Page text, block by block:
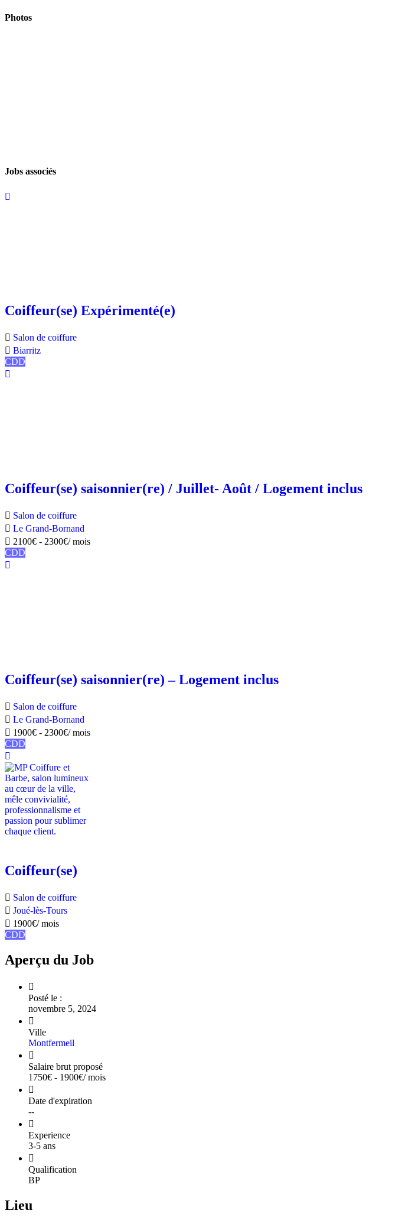
Photos
Jobs associés
Coiffeur(se) Expérimenté(e)
Salon de coiffure
Biarritz
CDD
Coiffeur(se) saisonnier(re) / Juillet- Août / Logement inclus
Salon de coiffure
Le Grand-Bornand
2100€ - 2300€/ mois
CDD
Coiffeur(se) saisonnier(re) – Logement inclus
Salon de coiffure
Le Grand-Bornand
1900€ - 2300€/ mois
CDD
Coiffeur(se)
Salon de coiffure
Joué-lès-Tours
1900€/ mois
CDD
Aperçu du Job
Posté le :
novembre 5, 2024
Ville
Montfermeil
Salaire brut proposé
1750€ - 1900€/ mois
Date d'expiration
--
Experience
3-5 ans
Qualification
BP
Lieu